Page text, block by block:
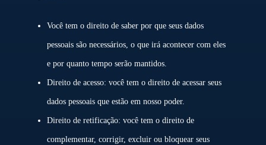
Você tem o direito de saber por que seus dados
pessoais são necessários, o que irá acontecer com eles
e por quanto tempo serão mantidos.
Direito de acesso: você tem o direito de acessar seus
dados pessoais que estão em nosso poder.
Direito de retificação: você tem o direito de
complementar, corrigir, excluir ou bloquear seus